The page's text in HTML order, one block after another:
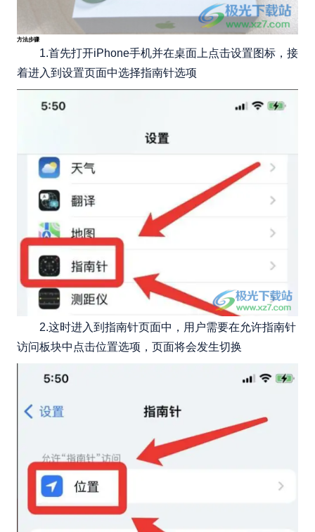
方法步骤
1.首先打开iPhone手机并在桌面上点击设置图标，接
着进入到设置页面中选择指南针选项
2.这时进入到指南针页面中，用户需要在允许指南针
访问板块中点击位置选项，页面将会发生切换